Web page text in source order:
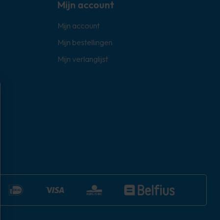
Mijn account
Mijn account
Mijn bestellingen
Mijn verlanglijst